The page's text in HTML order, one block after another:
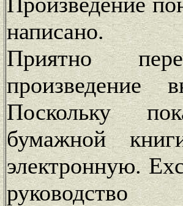
написано.
Приятно
произведение
Поскольку
бумажной
электронную.
руководство